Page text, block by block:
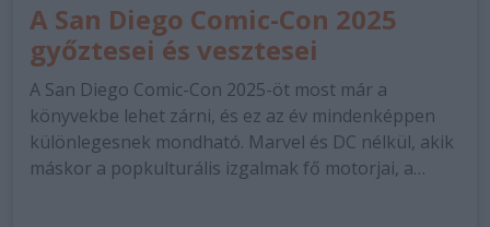
A San Diego Comic-Con 2025
győztesei és vesztesei
A San Diego Comic-Con 2025-öt most már a
könyvekbe lehet zárni, és ez az év mindenképpen
különlegesnek mondható. Marvel és DC nélkül, akik
máskor a popkulturális izgalmak fő motorjai, a…